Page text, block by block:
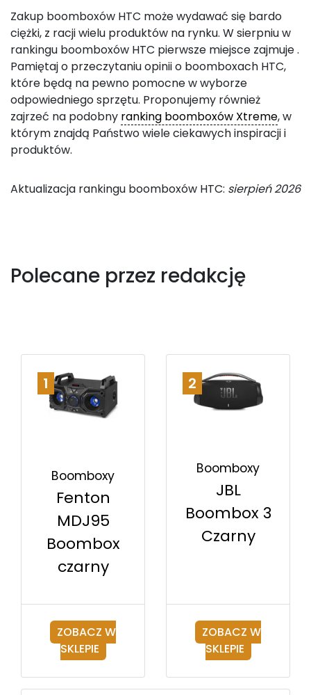
Zakup boomboxów HTC może wydawać się bardo
ciężki, z racji wielu produktów na rynku. W sierpniu w
rankingu boomboxów HTC pierwsze miejsce zajmuje.
Pamiętaj o przeczytaniu opinii o boomboxach HTC,
które będą na pewno pomocne w wyborze
odpowiedniego sprzętu. Proponujemy również
zajrzeć na podobny ranking boomboxów Xtreme, w
którym znajdą Państwo wiele ciekawych inspiracji i
produktów.
Aktualizacja rankingu boomboxów HTC: sierpień 2026
Polecane przez redakcję
1
Boomboxy
Fenton
MDJ95
Boombox
czarny
ZOBACZ W
SKLEPIE
2
Boomboxy
JBL
Boombox 3
Czarny
ZOBACZ W
SKLEPIE